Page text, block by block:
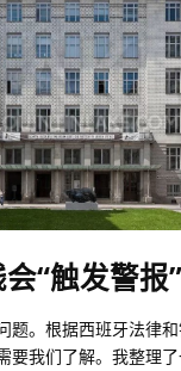
“触发警报”
题。根据西班牙法律
要我们了解。我整理了